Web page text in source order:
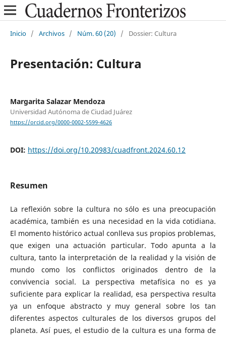
Inicio / Archivos / Núm. 60 (20) / Dossier: Cultura
Presentación: Cultura
Margarita Salazar Mendoza
Universidad Autónoma de Ciudad Juárez
https://orcid.org/0000-0002-5599-4626
DOI: https://doi.org/10.20983/cuadfront.2024.60.12
Resumen
La reflexión sobre la cultura no sólo es una preocupación
académica, también es una necesidad en la vida cotidiana.
El momento histórico actual conlleva sus propios problemas,
que exigen una actuación particular. Todo apunta a la
cultura, tanto la interpretación de la realidad y la visión de
mundo como los conflictos originados dentro de la
convivencia social. La perspectiva metafísica no es ya
suficiente para explicar la realidad, esa perspectiva resulta
ya un enfoque abstracto y muy general sobre los tan
diferentes aspectos culturales de los diversos grupos del
planeta. Así pues, el estudio de la cultura es una forma de